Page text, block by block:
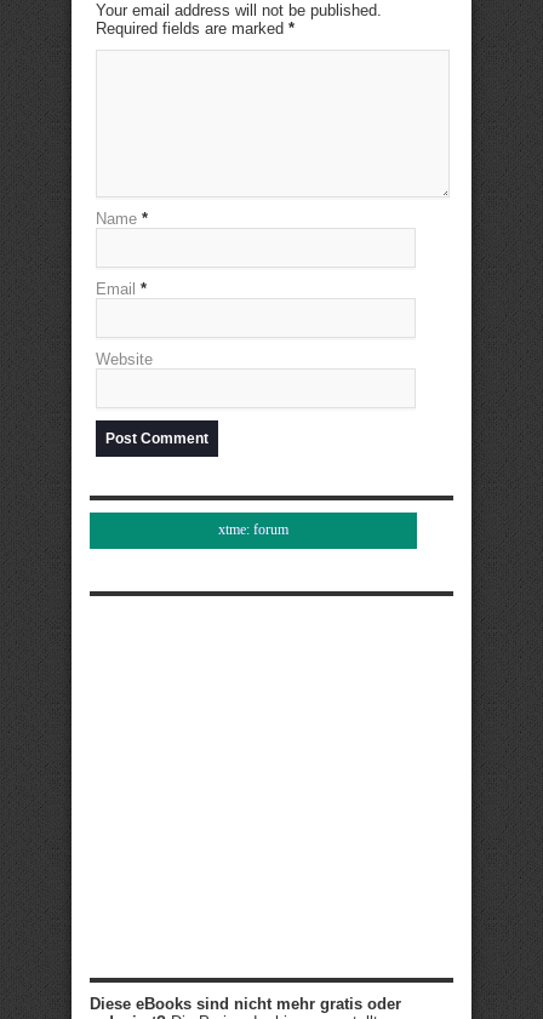
Your email address will not be published.
Required fields are marked *
Name *
Email *
Website
xtme: forum
Diese eBooks sind nicht mehr gratis oder